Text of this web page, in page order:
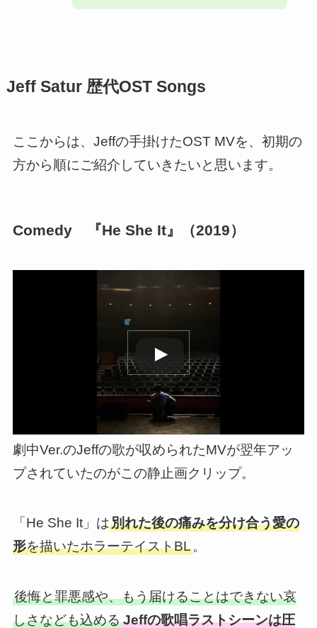
Jeff Satur 歴代OST Songs
ここからは、Jeffの手掛けたOST MVを、初期の
方から順にご紹介していきたいと思います。
Comedy 『He She It』（2019）
この動画を YouTube で視聴
劇中Ver.のJeffの歌が収められたMVが翌年アッ
プされていたのがこの静止画クリップ。
「He She It」は別れた後の痛みを分け合う愛の
形を描いたホラーテイストBL。
後悔と罪悪感や、もう届けることはできない哀
しさなども込めるJeffの歌唱ラストシーンは圧